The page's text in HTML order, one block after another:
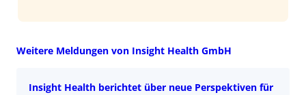
Weitere Meldungen von Insight Health GmbH
Insight Health berichtet über neue Perspektiven für